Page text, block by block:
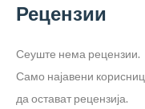
Рецензии
Сеуште нема рецензии.
Само најавени
да остават рецензија.